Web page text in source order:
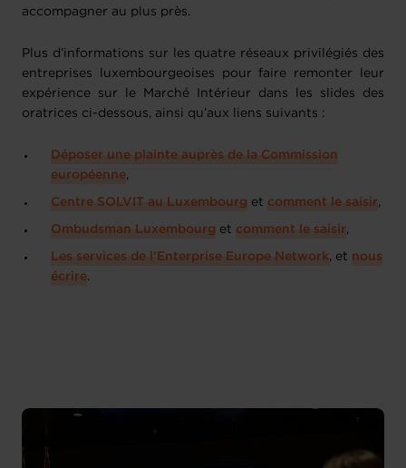
accompagner au plus près.
Plus d’informations sur les quatre réseaux privilégiés des
entreprises luxembourgeoises pour faire remonter leur
expérience sur le Marché Intérieur dans les slides des
oratrices ci-dessous, ainsi qu’aux liens suivants :
Déposer une plainte auprès de la Commission
européenne,
Centre SOLVIT au Luxembourg et comment le saisir,
Ombudsman Luxembourg et comment le saisir,
Les services de l’Enterprise Europe Network, et nous
écrire.